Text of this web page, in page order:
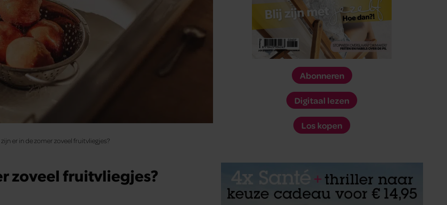
er in de zomer zoveel fruitvliegjes?
zoveel fruitvliegjes?
Abonneren
Digitaal lezen
Los kopen